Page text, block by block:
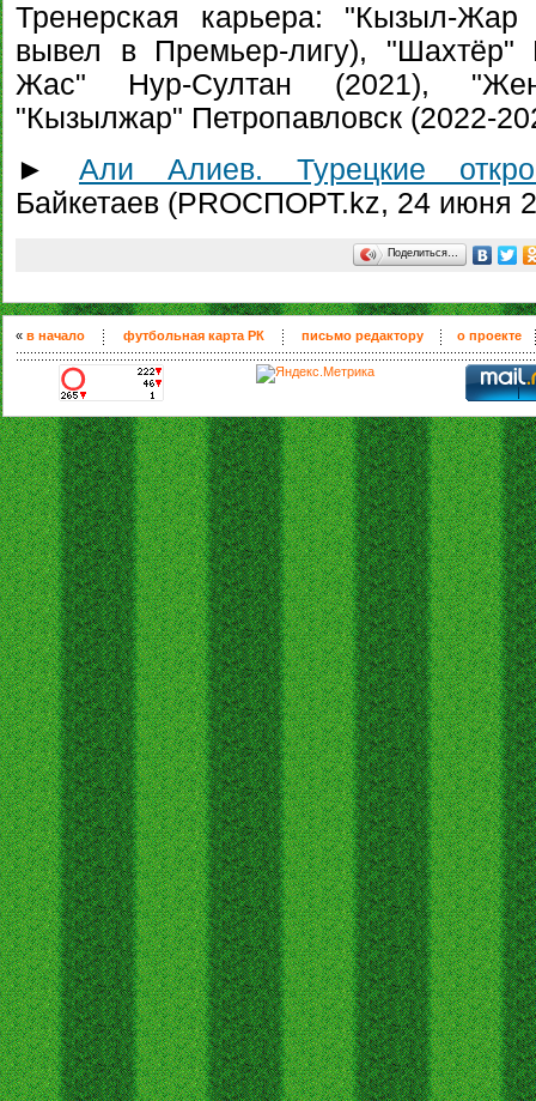
Тренерская карьера: "Кызыл-
вывел в Премьер-лигу), "Шахтёр"
Жас" Нур-Султан (2021),
"Кызылжар" Петропавловск (2022-
► Али Алиев. Турецкие
Байкетаев (PROСПОРТ.kz, 24 июня
Поделиться…
« в начало футбольная карта РК письмо редактору о проекте